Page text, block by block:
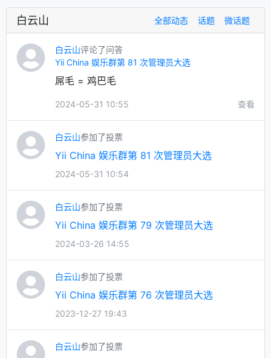
白云山 全部动态 话题 微话题
白云山评论了问答
Yii China 娱乐群第 81 次管理员大选
屌毛 = 鸡巴毛
2024-05-31 10:55 查看
白云山参加了投票
Yii China 娱乐群第 81 次管理员大选
2024-05-31 10:54
白云山参加了投票
Yii China 娱乐群第 79 次管理员大选
2024-03-26 14:55
白云山参加了投票
Yii China 娱乐群第 76 次管理员大选
2023-12-27 19:43
白云山参加了投票